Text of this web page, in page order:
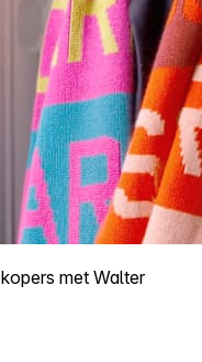
kopers met Walter